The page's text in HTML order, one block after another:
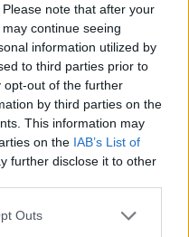
note that after your
continue seeing
information utilized by
to third parties prior to
opt-out of the further
by third parties on the
This information may
on the IAB’s List of
further disclose it to other
one or more Google
Outs
is, a boszorkányok
senki nem árthat
helyében
suskus, akkor
vagy fejbe rúg egy
Macduff az, akit idő
És túlélte. Amit